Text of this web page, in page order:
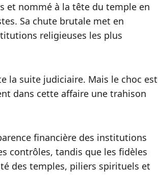
et nommé à la tête du temple en
Sa chute brutale met en
religieuses les plus
la suite judiciaire. Mais le choc est
dans cette affaire une trahison
financière des institutions
contrôles, tandis que les fidèles
des temples, piliers spirituels et